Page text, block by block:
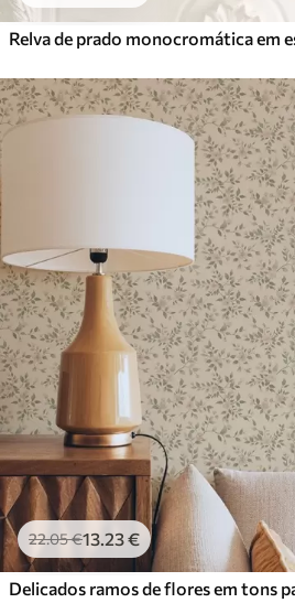
22.05€13.23€